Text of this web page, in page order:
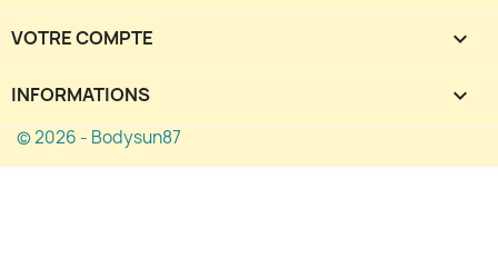
VOTRE COMPTE 
INFORMATIONS keyboard_arrow_down
© 2026 - Bodysun87